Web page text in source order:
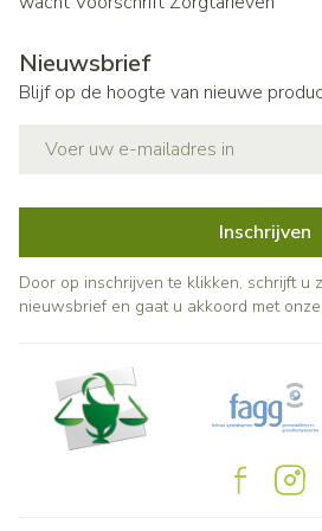
Nieuwsbrief
Blijf op de hoogte van nieuwe
Inschrijven
Door op inschrijven te klikken, schrijft u
nieuwsbrief en gaat u akkoord met onze